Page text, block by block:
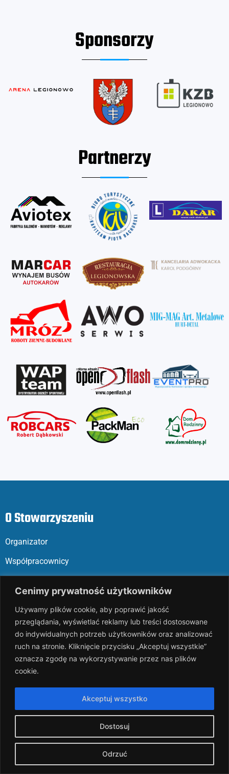
Cenimy prywatność użytkowników
Używamy plików cookie, aby poprawić jakość
przeglądania, wyświetlać reklamy lub treści dostosowane
do indywidualnych potrzeb użytkowników oraz analizować
ruch na stronie. Kliknięcie przycisku „Akceptuj wszystkie”
oznacza zgodę na wykorzystywanie przez nas plików
cookie.
Dostosuj
Odrzuć
Akceptuj wszystko
Sponsorzy
Partnerzy
O Stowarzyszeniu
Organizator
Współpracownicy
Sponsorzy
Archiwum
Ważne linki
Aktualności
Polityka Prywatności
Kariera